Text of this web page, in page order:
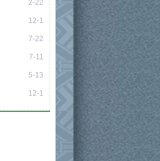
2-22
12-1
7-22
7-11
5-13
12-1